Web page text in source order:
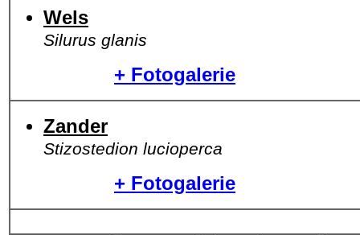
Wels
Silurus glanis
+ Fotogalerie
Zander
Stizostedion lucioperca
+ Fotogalerie